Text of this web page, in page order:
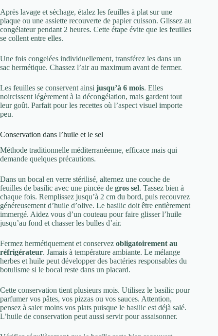
Après lavage et séchage, étalez les feuilles à plat sur une
plaque ou une assiette recouverte de papier cuisson. Glissez au
congélateur pendant 2 heures. Cette étape évite que les feuilles
se collent entre elles.
Une fois congelées individuellement, transférez les dans un
sac hermétique. Chassez l’air au maximum avant de fermer.
Les feuilles se conservent ainsi jusqu’à 6 mois. Elles
noircissent légèrement à la décongélation, mais gardent tout
leur goût. Parfait pour les recettes où l’aspect visuel importe
peu.
Conservation dans l’huile et le sel
Méthode traditionnelle méditerranéenne, efficace mais qui
demande quelques précautions.
Dans un bocal en verre stérilisé, alternez une couche de
feuilles de basilic avec une pincée de gros sel. Tassez bien à
chaque fois. Remplissez jusqu’à 2 cm du bord, puis recouvrez
généreusement d’huile d’olive. Le basilic doit être entièrement
immergé. Aidez vous d’un couteau pour faire glisser l’huile
jusqu’au fond et chasser les bulles d’air.
Fermez hermétiquement et conservez obligatoirement au
réfrigérateur. Jamais à température ambiante. Le mélange
herbes et huile peut développer des bactéries responsables du
botulisme si le bocal reste dans un placard.
Cette conservation tient plusieurs mois. Utilisez le basilic pour
parfumer vos pâtes, vos pizzas ou vos sauces. Attention,
pensez à saler moins vos plats puisque le basilic est déjà salé.
L’huile de conservation peut aussi servir pour assaisonner.